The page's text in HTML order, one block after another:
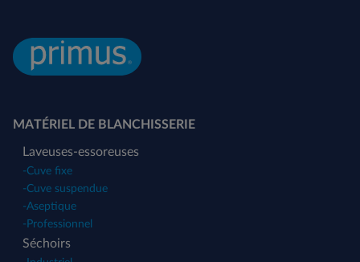
MATÉRIEL DE BLANCHISSERIE
Laveuses-essoreuses
-Cuve fixe
-Cuve suspendue
-Aseptique
- Professionnel
Séchoirs